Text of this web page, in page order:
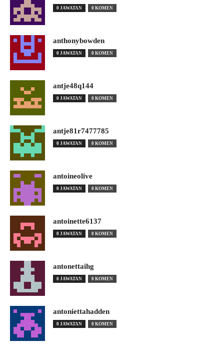
0 JAWATAN 0 KOMEN
anthonybowden
0 JAWATAN 0 KOMEN
antje48q144
0 JAWATAN 0 KOMEN
antje81r7477785
0 JAWATAN 0 KOMEN
antoineolive
0 JAWATAN 0 KOMEN
antoinette6137
0 JAWATAN 0 KOMEN
antonettaihg
0 JAWATAN 0 KOMEN
antoniettahadden
0 JAWATAN 0 KOMEN